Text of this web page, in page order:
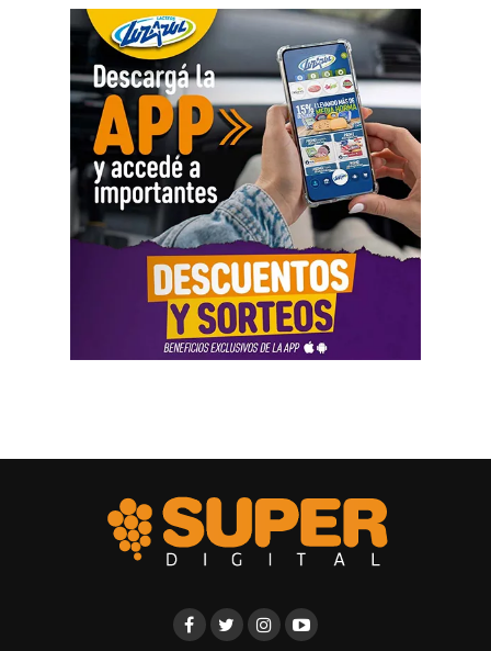
saldos durante varios meses. La sentencia tomó esos
movimientos como parte del análisis patrimonial, aunque
no los consideró suficientes para establecer por sí solos
una cifra definitiva.
Las declaraciones testimoniales completaron el cuadro.
Varias personas hablaron sobre locales gastronómicos,
viajes al exterior, vehículos y nivel de vida. Otro
testimonio mencionó la relación del progenitor con una
empresa que ocupaba un inmueble comercial.
Aun con ese conjunto de pruebas, la jueza señaló que
faltó documentación contable específica. También
sostuvo que el progenitor estaba en mejores condiciones
posibilidades técnicas o materiales para hacerlo.
La jueza fijó una cuota alimentaria equivalente a ocho
se practique una liquidación por los períodos anteriores,
con deducción de los pagos ya realizados.